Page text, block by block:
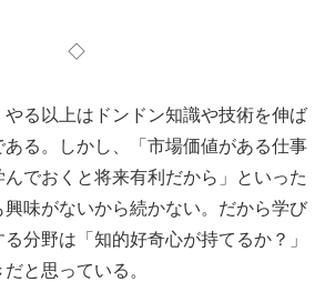
◇
る以上はドンドン知識や技術を伸ば
ある。しかし、「市場価値がある仕事
でおくと将来有利だから」といった
味がないから続かない。だから学び
分野は「知的好奇心が持てるか？」
と思っている。